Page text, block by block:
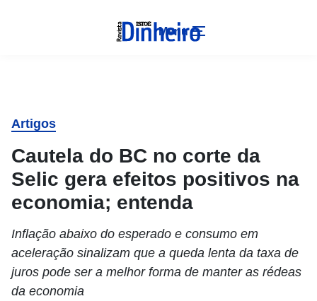
Menu
Artigos
Cautela do BC no corte da
Selic gera efeitos positivos na
economia; entenda
Inflação abaixo do esperado e consumo em
aceleração sinalizam que a queda lenta da taxa de
juros pode ser a melhor forma de manter as rédeas
da economia